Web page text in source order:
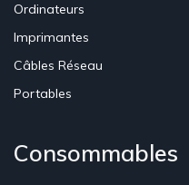
Ordinateurs
Imprimantes
Câbles Réseau
Portables
Consommables